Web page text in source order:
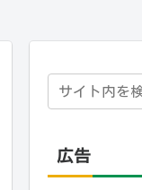
広告